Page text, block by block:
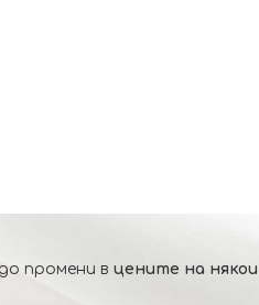
промени в цените на